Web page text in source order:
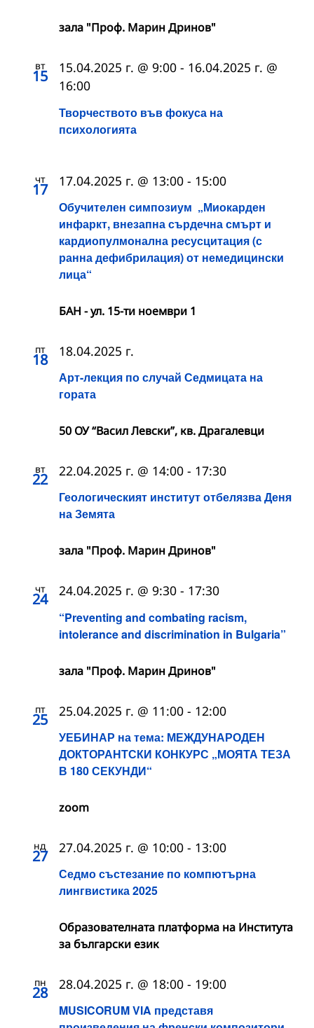
зала "Проф. Марин Дринов"
вт
15
Творчеството във фокуса на
психологията
15.04.2025 г. @ 9:00 - 16.04.2025 г. @
16:00
чт
17
Обучителен симпозиум „Миокарден
инфаркт, внезапна сърдечна смърт и
кардиопулмонална ресусцитация (с
ранна дефибрилация) от немедицински
лица“
17.04.2025 г. @ 13:00 - 15:00
БАН - ул. 15-ти ноември 1
пт
18
Арт-лекция по случай Седмицата на
гората
18.04.2025 г.
50 ОУ “Васил Левски”, кв. Драгалевци
вт
22
Геологическият институт отбелязва Деня
на Земята
22.04.2025 г. @ 14:00 - 17:30
зала "Проф. Марин Дринов"
чт
24
“Preventing and combating racism,
intolerance and discrimination in Bulgaria”
24.04.2025 г. @ 9:30 - 17:30
зала "Проф. Марин Дринов"
пт
25
УЕБИНАР на тема: МЕЖДУНАРОДЕН
ДОКТОРАНТСКИ КОНКУРС „МОЯТА ТЕЗА
В 180 СЕКУНДИ“
25.04.2025 г. @ 11:00 - 12:00
zoom
нд
27
Седмо състезание по компютърна
лингвистика 2025
27.04.2025 г. @ 10:00 - 13:00
Образователната платформа на Института
за български език
пн
28
MUSICORUM VIA представя
28.04.2025 г. @ 18:00 - 19:00